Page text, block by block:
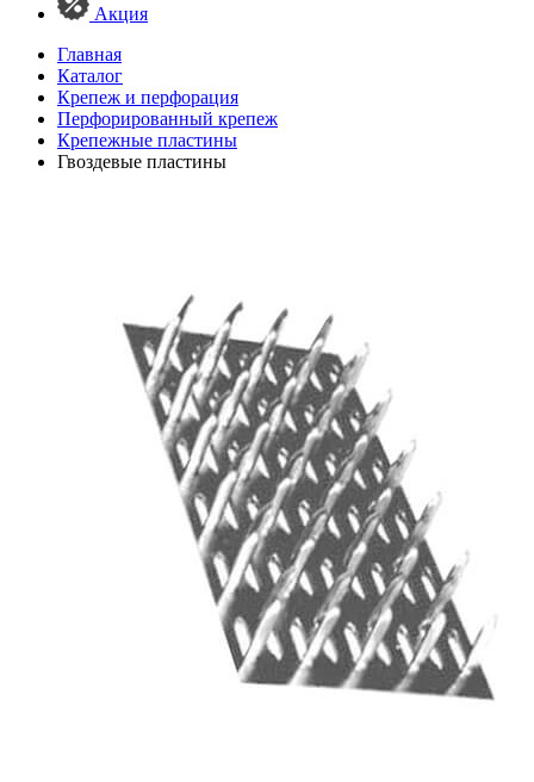
Акция
Главная
Каталог
Крепеж и перфорация
Перфорированный крепеж
Крепежные пластины
Гвоздевые пластины